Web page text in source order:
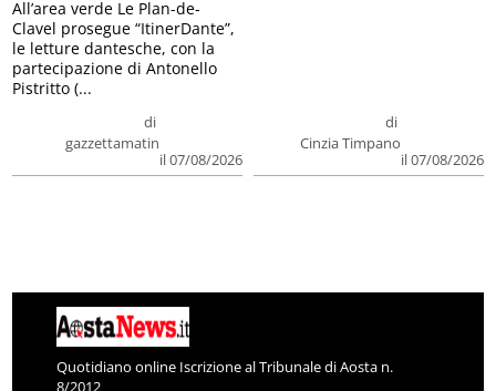
di
gazzettamatin
il 07/08/2026
All’area verde Le Plan-de-
Clavel prosegue “ItinerDante”,
le letture dantesche, con la
partecipazione di Antonello
Pistritto (...
di
Cinzia Timpano
il 07/08/2026
Quotidiano online Iscrizione al Tribunale di Aosta n.
8/2012